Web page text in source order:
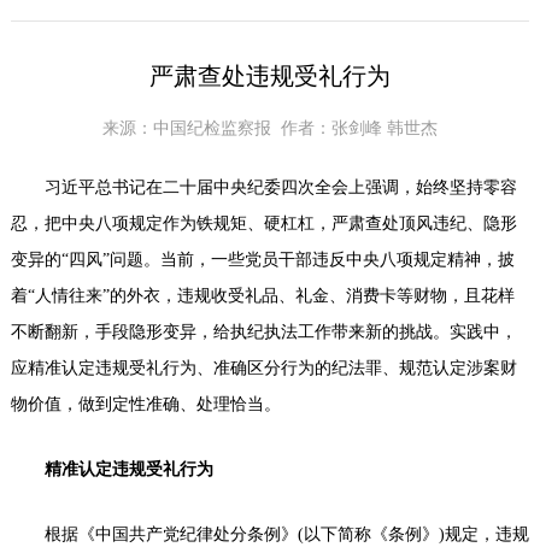
文化
御药
历史
非遗
音视
严肃查处违规受礼行为
来源：中国纪检监察报 作者：张剑峰 韩世杰
习近平总书记在二十届中央纪委四次全会上强调，始终坚持零容
忍，把中央八项规定作为铁规矩、硬杠杠，严肃查处顶风违纪、隐形
变异的“四风”问题。当前，一些党员干部违反中央八项规定精神，披
着“人情往来”的外衣，违规收受礼品、礼金、消费卡等财物，且花样
不断翻新，手段隐形变异，给执纪执法工作带来新的挑战。实践中，
应精准认定违规受礼行为、准确区分行为的纪法罪、规范认定涉案财
物价值，做到定性准确、处理恰当。
精准认定违规受礼行为
根据《中国共产党纪律处分条例》(以下简称《条例》)规定，违规